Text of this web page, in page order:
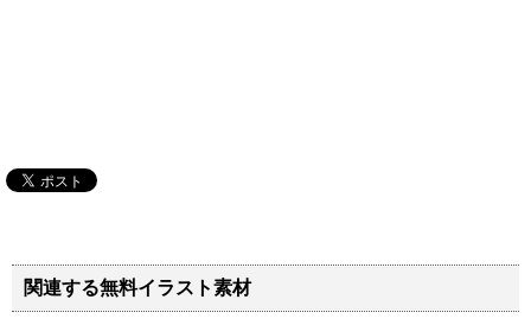
関連する無料イラスト素材